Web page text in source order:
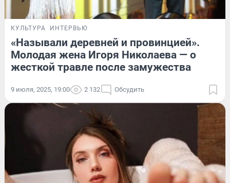
КУЛЬТУРА ИНТЕРВЬЮ
«Называли деревней и провинцией».
Молодая жена Игоря Николаева — о
жесткой травле после замужества
9 июля, 2025, 19:00 2 132 Обсудить